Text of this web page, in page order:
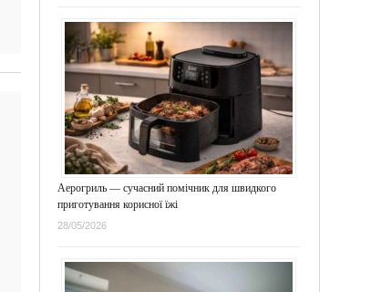
Аерогриль — сучасний помічник для швидкого
приготування корисної їжі
28/05/2026